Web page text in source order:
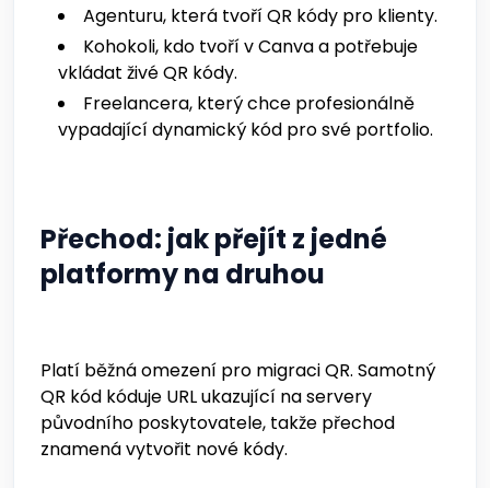
Agenturu, která tvoří QR kódy pro klienty.
Kohokoli, kdo tvoří v Canva a potřebuje
vkládat živé QR kódy.
Freelancera, který chce profesionálně
vypadající dynamický kód pro své portfolio.
Přechod: jak přejít z jedné
platformy na druhou
Platí běžná omezení pro migraci QR. Samotný
QR kód kóduje URL ukazující na servery
původního poskytovatele, takže přechod
znamená vytvořit nové kódy.